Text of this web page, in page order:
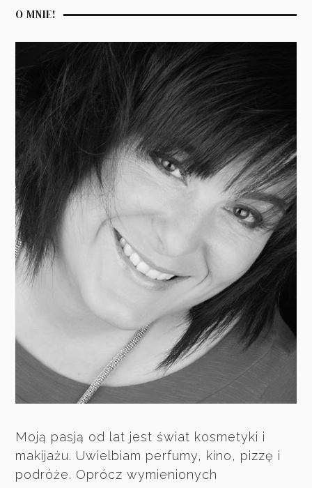
O MNIE!
Moją pasją od lat jest świat kosmetyki i
makijażu. Uwielbiam perfumy, kino, pizzę i
podróże. Oprócz wymienionych